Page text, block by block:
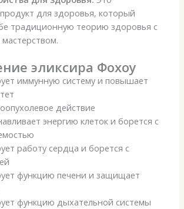
для здоровья, который
традиционную теорию здоровья с
эликсира Фохоу
иммунную систему и повышает
действие
энергию клеток и борется с
работу сердца и борется с
функцию печени и защищает
функцию дыхательной системы